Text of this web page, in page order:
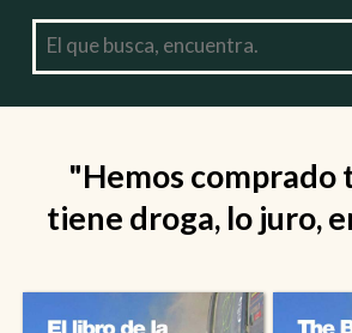
"Hemos comprado
tiene droga, lo juro,